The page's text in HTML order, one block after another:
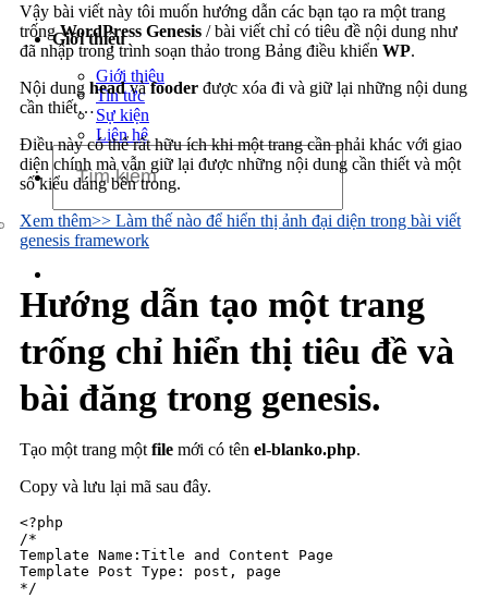
Giới thiệu
Giới thiệu
Tin tức
Sự kiện
Liên hệ
Vậy bài viết này tôi muốn hướng dẫn các bạn tạo ra một trang
trốngWordPress Genesis / bài viết chỉ có tiêu đề nội dung như
đã nhập trong trình soạn thảo trong Bảng điều khiển WP.
Nội dung headvàfooder được xóa đi và giữ lại những nội dung
cần thiết…
Điều này có thể rất hữu ích khi một trang cần phải khác với giao
diện chính mà vẫn giữ lại được những nội dung cần thiết và một
số kiểu dáng bên trong.
Xem thêm>> Làm thế nào để hiển thị ảnh đại diện trong bài viết
genesis framework
Hướng dẫn tạo một trang
trống chỉ hiển thị tiêu đề và
bài đăng trong genesis.
Tạo một trang một file mới có tên el-blanko.php.
Copy và lưu lại mã sau đây.
<?php
/*
Template Name:Title and Content Page
Template Post Type: post, page
*/